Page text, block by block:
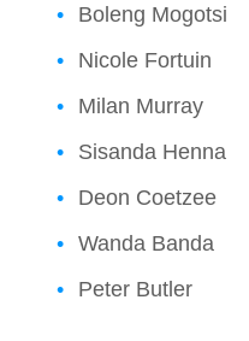
Boleng Mogotsi
Nicole Fortuin
Milan Murray
Sisanda Henna
Deon Coetzee
Wanda Banda
Peter Butler